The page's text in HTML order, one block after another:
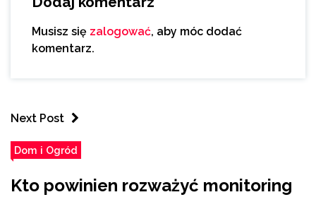
Musisz się zalogować, aby móc dodać
komentarz.
Next Post
Dom i Ogród
Kto powinien rozważyć monitoring